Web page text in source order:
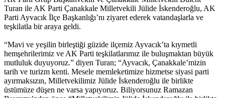
Turan ile AK Parti Çanakkale Milletvekili Jülide İskenderoğlu, AK
Parti Ayvacık İlçe Başkanlığı’nı ziyaret ederek vatandaşlarla ve
teşkilatla bir araya geldi.
“Mavi ve yeşilin birleştiği güzide ilçemiz Ayvacık’ta kıymetli
hemşehrilerimiz ve AK Parti teşkilatlarımız ile buluşmaktan büyük
mutluluk duyuyoruz.” diyen Turan; “Ayvacık, Çanakkale’mizin
tarih ve turizm kenti. Mesele memleketimize hizmetse siyasi parti
ayırmaksızın, Milletvekilimiz Jülide İskenderoğlu ile birlikte
üstümüze düşen ne varsa yapıyoruz. Biliyorsunuz Ramazan